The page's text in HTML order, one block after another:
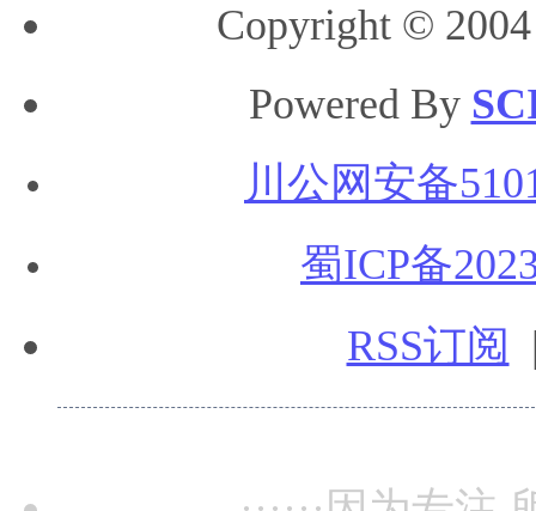
Copyright ©
Powered By
川公网安备
蜀ICP备
RSS订阅